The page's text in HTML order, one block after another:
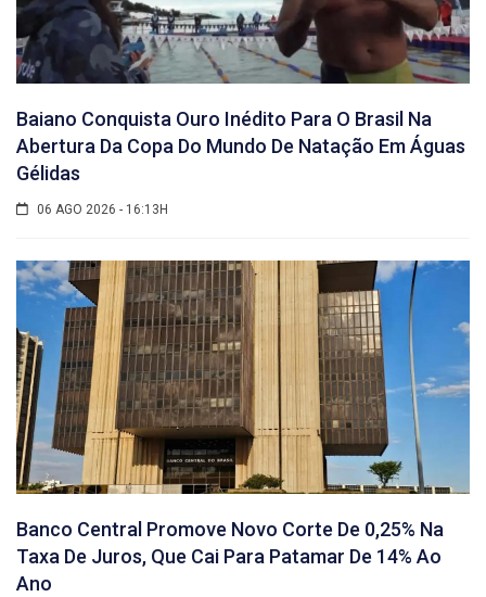
Baiano Conquista Ouro Inédito Para O Brasil Na
Abertura Da Copa Do Mundo De Natação Em Águas
Gélidas
06 AGO 2026 - 16:13H
Banco Central Promove Novo Corte De 0,25% Na
Taxa De Juros, Que Cai Para Patamar De 14% Ao
Ano